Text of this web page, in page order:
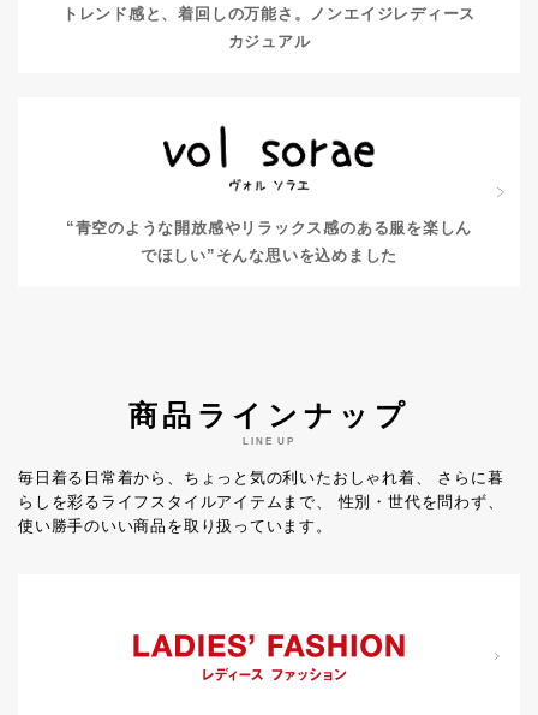
トレンド感と、着回しの万能さ。
ノンエイジレディース
カジュアル
“青空のような開放感やリラックス感のある服を楽しん
でほしい” そんな思いを込めました
商品ラインナップ
LINE UP
毎日着る日常着から、ちょっと気の利いたおしゃれ着、
さらに暮
らしを彩るライフスタイルアイテムまで、
性別・世代を問わず、
使い勝手のいい商品を取り扱っています。